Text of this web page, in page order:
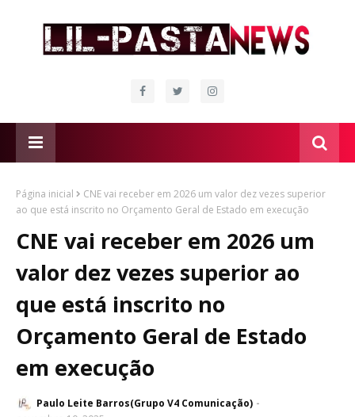
Página inicial
CNE vai receber em 2026 um valor dez vezes superior
ao que está inscrito no Orçamento Geral de Estado em execução
CNE vai receber em 2026 um
valor dez vezes superior ao
que está inscrito no
Orçamento Geral de Estado
em execução
Paulo Leite Barros(Grupo V4 Comunicação)